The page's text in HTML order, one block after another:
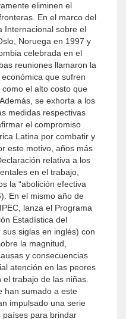
eliminen el
En el marco del
Internacional sobre el
Noruega en 1997 y
celebrada en el
reuniones llamaron la
que sufren
el alto costo que
se exhorta a los
medidas respectivas
el compromiso
Latina por combatir y
este motivo, años más
relativa a los
en el trabajo,
la “abolición efectiva
En el mismo año de
lanza el Programa
Estadística del
siglas en inglés) con
la magnitud,
y consecuencias
atención en las peores
trabajo de las niñas.
han sumado a este
impulsado una serie
países para brindar